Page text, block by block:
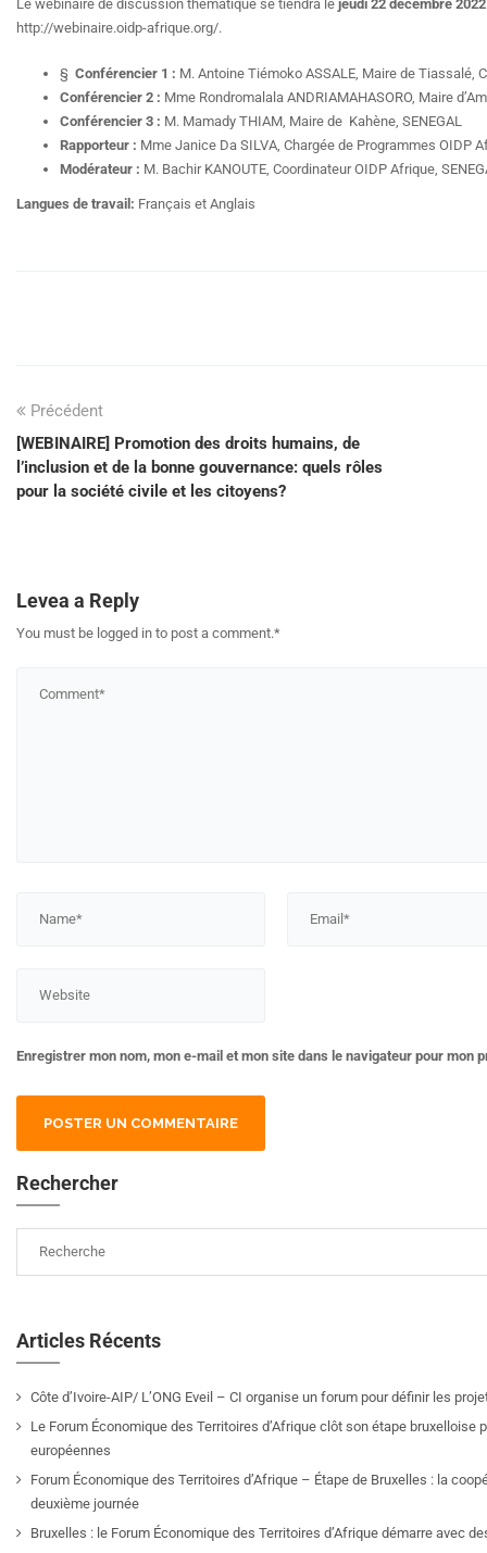
Le webinaire de discussion thématique se tiendra le jeudi 22 décembre
http://webinaire.oidp-afrique.org/.
§ Conférencier 1 : M. Antoine Tiémoko ASSALE, Maire de Tiassalé,
Conférencier 2 : Mme Rondromalala ANDRIAMAHASORO, Maire
Conférencier 3 : M. Mamady THIAM, Maire de Kahène, SENEGAL
Rapporteur : Mme Janice Da SILVA, Chargée de Programmes OIDP
Modérateur : M. Bachir KANOUTE, Coordinateur OIDP Afrique,
Langues de travail: Français et Anglais
Précédent
[WEBINAIRE] Promotion des droits humains, de
l’inclusion et de la bonne gouvernance: quels rôles
pour la société civile et les citoyens?
Levea a Reply
You must be logged in to post a comment.*
Enregistrer mon nom, mon e-mail et mon site dans le navigateur pour mon
Rechercher
Articles Récents
Côte d’Ivoire-AIP/ L’ONG Eveil – CI organise un forum pour définir les
Le Forum Économique des Territoires d’Afrique clôt son étape
européennes
Forum Économique des Territoires d’Afrique – Étape de Bruxelles : la
deuxième journée
Bruxelles : le Forum Économique des Territoires d’Afrique démarre avec